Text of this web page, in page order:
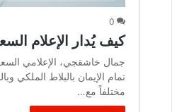
0
كيف يُدار الإعلام
جمال خاشقجي، الإعلامي
تمام الإيمان بالبلاط الملكي
مختلفاً مع…